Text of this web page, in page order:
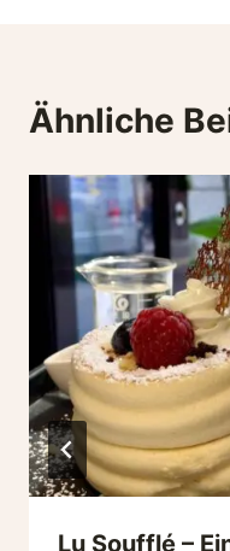
Ähnliche
Lu Soufflé –